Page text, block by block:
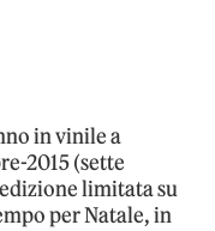
in vinile a
2015 (sette
limitata su
per Natale, in